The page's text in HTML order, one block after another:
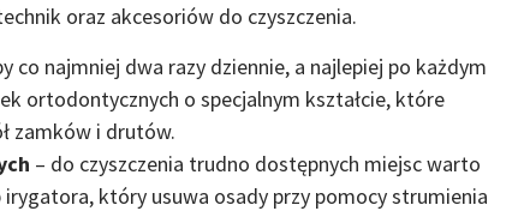
oraz akcesoriów do czyszczenia.
co najmniej dwa razy dziennie, a najlepiej po każdym
ortodontycznych o specjalnym kształcie, które
zamków i drutów.
– do czyszczenia trudno dostępnych miejsc warto
który usuwa osady przy pomocy strumienia